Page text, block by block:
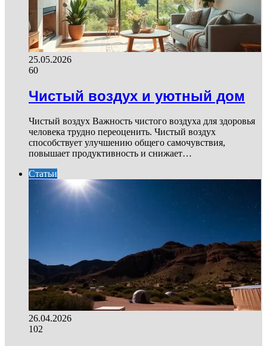
25.05.2026
60
Чистый воздух и уютный дом
Чистый воздух Важность чистого воздуха для здоровья
человека трудно переоценить. Чистый воздух
способствует улучшению общего самочувствия,
повышает продуктивность и снижает…
Статьи
26.04.2026
102